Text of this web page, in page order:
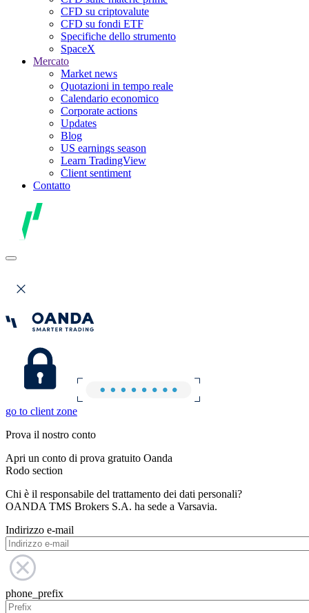
CFD su criptovalute
CFD su fondi ETF
Specifiche dello strumento
SpaceX
Mercato
Market news
Quotazioni in tempo reale
Calendario economico
Corporate actions
Updates
Blog
US earnings season
Learn TradingView
Client sentiment
Contatto
go to client zone
Prova il nostro conto
Apri un conto di prova gratuito Oanda
Rodo section
Chi è il responsabile del trattamento dei dati personali?
OANDA TMS Brokers S.A. ha sede a Varsavia.
Indirizzo e-mail
phone_prefix